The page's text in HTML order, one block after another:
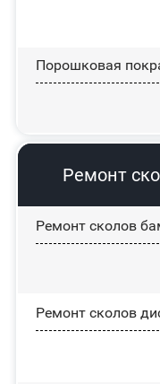
Порошковая
Ремонт
Ремонт сколов
Ремонт сколов